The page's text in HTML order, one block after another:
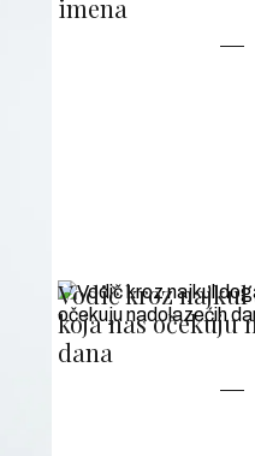
imena
Vodič kroz
koja nas očekuju
dana